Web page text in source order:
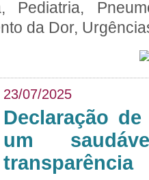
Pediatria,
da Dor,
23/07/2025
Declaração
um
transparência